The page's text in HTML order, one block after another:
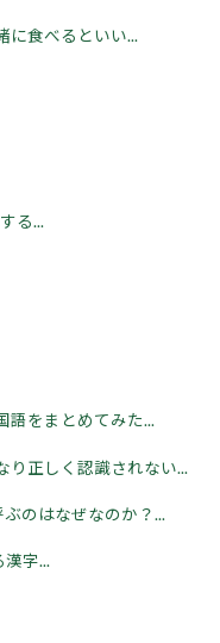
に食べるといい...
る...
語をまとめてみた...
り正しく認識されない...
のはなぜなのか？...
字...